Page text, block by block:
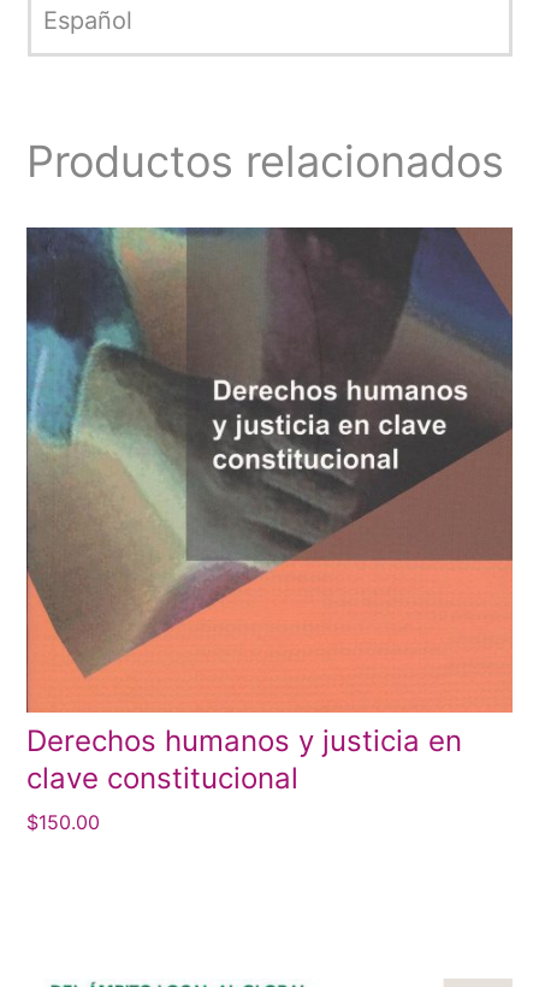
Español
Productos relacionados
Derechos humanos y justicia en
clave constitucional
$150.00